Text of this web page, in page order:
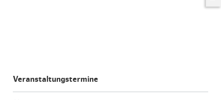
Veranstaltungstermine